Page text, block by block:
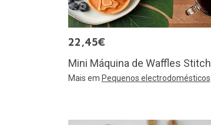
22,45€
Mini Máquina de Waffles Stitch
Mais em Pequenos electrodomésticos